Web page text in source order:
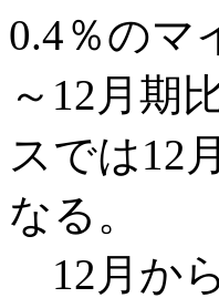
0.4％のマ
～12月期
スでは12
なる。
12月か